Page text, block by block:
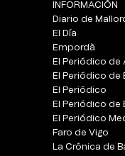
INFORMACIÓN
Diario de
El Día
Empordà
El Periódico de
El Periódico de
El Periódico
El Periódico de
El Periódico
Faro de Vigo
La Crónica de